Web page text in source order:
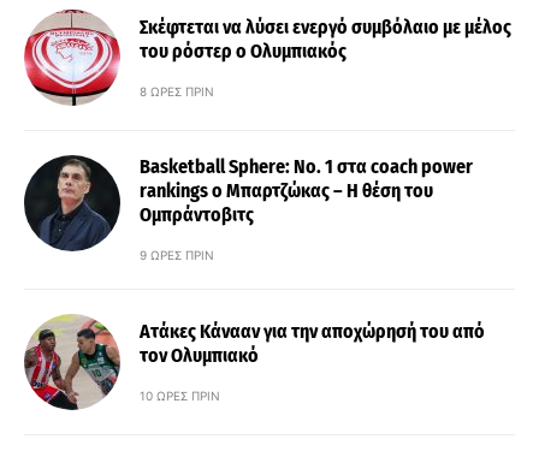
Σκέφτεται να λύσει ενεργό συμβόλαιο με μέλος
του ρόστερ ο Ολυμπιακός
8 ΏΡΕΣ ΠΡΙΝ
Basketball Sphere: No. 1 στα coach power
rankings ο Μπαρτζώκας – Η θέση του
Ομπράντοβιτς
9 ΏΡΕΣ ΠΡΙΝ
Ατάκες Κάνααν για την αποχώρησή του από
τον Ολυμπιακό
10 ΏΡΕΣ ΠΡΙΝ